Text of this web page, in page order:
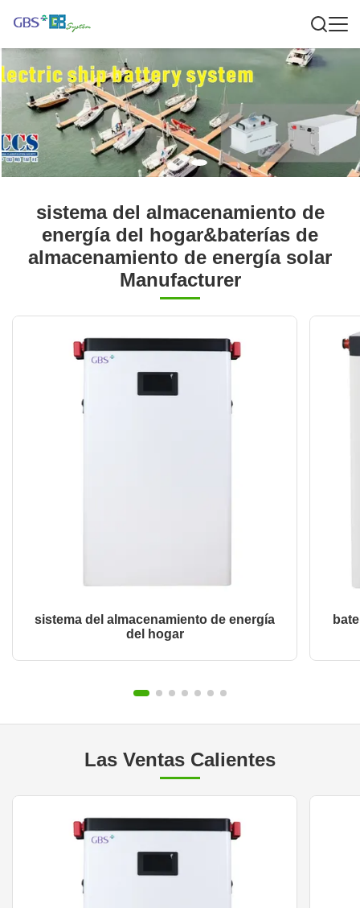
sistema del almacenamiento de
energía del hogar&baterías de
almacenamiento de energía solar
Manufacturer
sistema del almacenamiento de energía
del hogar
Las Ventas Calientes